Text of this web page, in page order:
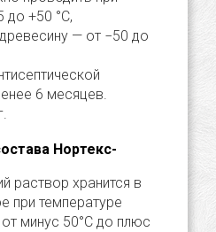
до +50 °C,
— от −50 до
6 месяцев.
Нортекс-
раствор хранится в
при температуре
минус 50°С до плюс